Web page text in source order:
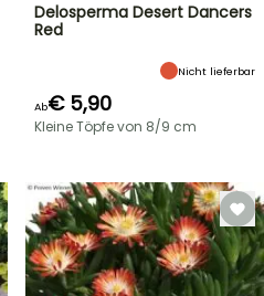
Delosperma Desert Dancers
Red
Nicht lieferbar
Ab€ 5,90
Kleine Töpfe von 8/9 cm